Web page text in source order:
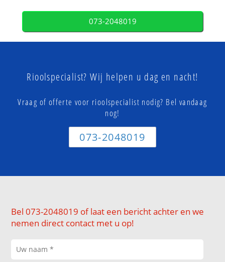
073-2048019
Rioolspecialist? Wij helpen u dag en nacht!
Vraag of offerte voor rioolspecialist nodig? Bel vandaag
nog!
073-2048019
Bel 073-2048019 of laat een bericht achter en we
nemen direct contact met u op!